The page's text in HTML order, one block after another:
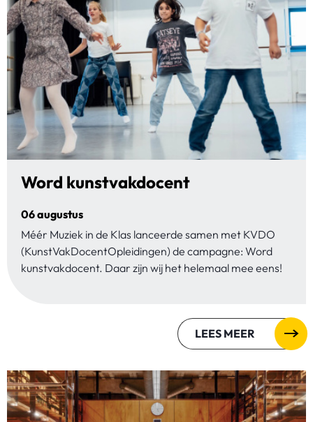
Word kunstvakdocent
06 augustus
Méér Muziek in de Klas lanceerde samen met KVDO
(KunstVakDocentOpleidingen) de campagne: Word
kunstvakdocent. Daar zijn wij het helemaal mee eens!
LEES MEER